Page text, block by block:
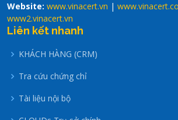
Website: www.vinacert.vn |
www2.vinacert.vn
Liên kết nhanh
KHÁCH HÀNG (CRM)
Tra cứu chứng chỉ
Tài liệu nội bộ